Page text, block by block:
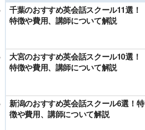
千葉のおすすめ英会話スクール11選！
特徴や費用、講師について解説
大宮のおすすめ英会話スクール10選！
特徴や費用、講師について解説
新潟のおすすめ英会話スクール6選！特
徴や費用、講師について解説